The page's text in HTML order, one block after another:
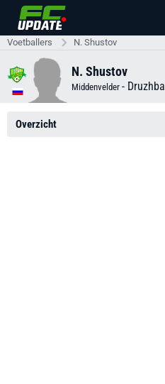
Voetballers N. Shustov
N. Shustov
Middenvelder - Druzhba
Overzicht